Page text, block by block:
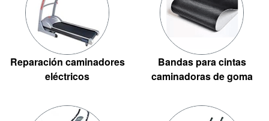
Reparación caminadores
eléctricos
Bandas para cintas
caminadoras de goma